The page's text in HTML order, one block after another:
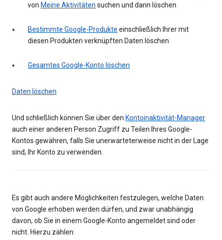
von Meine Aktivitäten suchen und dann löschen
Bestimmte Google-Produkte einschließlich Ihrer mit
diesen Produkten verknüpften Daten löschen
Gesamtes Google-Konto löschen
Daten löschen
Und schließlich können Sie über den Kontoinaktivität-Manager
auch einer anderen Person Zugriff zu Teilen Ihres Google-
Kontos gewähren, falls Sie unerwarteterweise nicht in der Lage
sind, Ihr Konto zu verwenden.
Es gibt auch andere Möglichkeiten festzulegen, welche Daten
von Google erhoben werden dürfen, und zwar unabhängig
davon, ob Sie in einem Google-Konto angemeldet sind oder
nicht. Hierzu zählen: